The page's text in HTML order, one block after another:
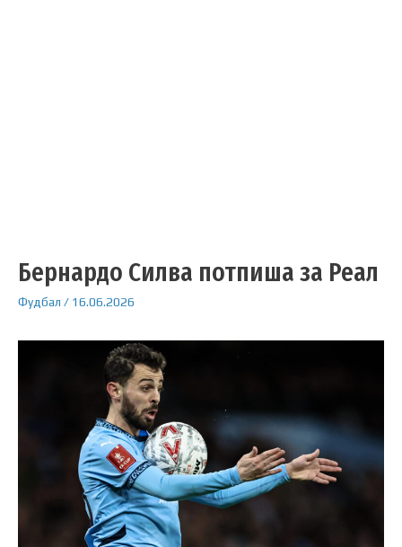
Бернардо Силва потпиша за Реал
Фудбал / 16.06.2026